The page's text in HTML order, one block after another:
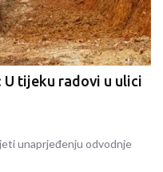
U tijeku radovi u ulici
unaprjeđenju odvodnje